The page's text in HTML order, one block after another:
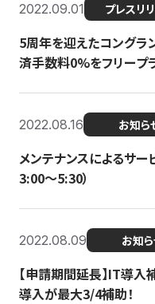
2022.09.01 プレスリ
5周年を迎えたコングラ
済手数料0%をフリープ
2022.08.16 お知ら
メンテナンスによるサ
3:00〜5:30）
2022.08.09 お知
【申請期間延長】IT導
導入が最大3/4補助！